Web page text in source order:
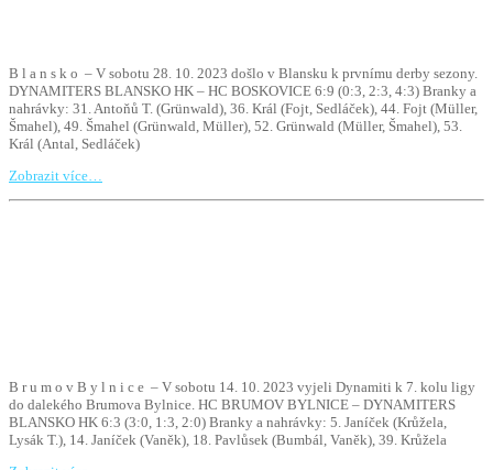
B l a n s k o – V sobotu 28. 10. 2023 došlo v Blansku k prvnímu derby sezony.
DYNAMITERS BLANSKO HK – HC BOSKOVICE 6:9 (0:3, 2:3, 4:3) Branky a
nahrávky: 31. Antoňů T. (Grünwald), 36. Král (Fojt, Sedláček), 44. Fojt (Müller,
Šmahel), 49. Šmahel (Grünwald, Müller), 52. Grünwald (Müller, Šmahel), 53.
Král (Antal, Sedláček)
Zobrazit více…
B r u m o v B y l n i c e – V sobotu 14. 10. 2023 vyjeli Dynamiti k 7. kolu ligy
do dalekého Brumova Bylnice. HC BRUMOV BYLNICE – DYNAMITERS
BLANSKO HK 6:3 (3:0, 1:3, 2:0) Branky a nahrávky: 5. Janíček (Krůžela,
Lysák T.), 14. Janíček (Vaněk), 18. Pavlůsek (Bumbál, Vaněk), 39. Krůžela